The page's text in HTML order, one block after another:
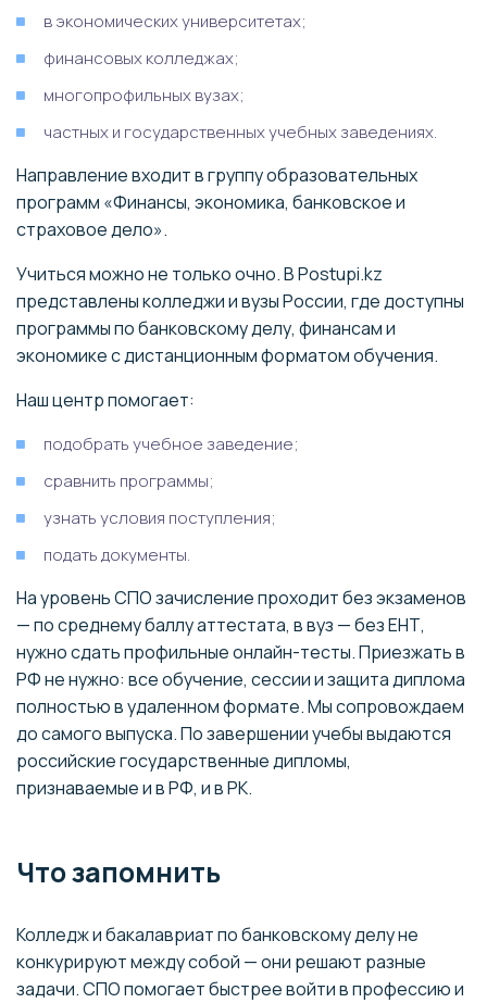
в экономических университетах;
финансовых колледжах;
многопрофильных вузах;
частных и государственных учебных заведениях.
Направление входит в группу образовательных
программ «Финансы, экономика, банковское и
страховое дело».
Учиться можно не только очно. В Postupi.kz
представлены колледжи и вузы России, где доступны
программы по банковскому делу, финансам и
экономике с дистанционным форматом обучения.
Наш центр помогает:
подобрать учебное заведение;
сравнить программы;
узнать условия поступления;
подать документы.
На уровень СПО зачисление проходит без экзаменов
— по среднему баллу аттестата, в вуз — без ЕНТ,
нужно сдать профильные онлайн-тесты. Приезжать в
РФ не нужно: все обучение, сессии и защита диплома
полностью в удаленном формате. Мы сопровождаем
до самого выпуска. По завершении учебы выдаются
российские государственные дипломы,
признаваемые и в РФ, и в РК.
Что запомнить
Колледж и бакалавриат по банковскому делу не
конкурируют между собой — они решают разные
задачи. СПО помогает быстрее войти в профессию и